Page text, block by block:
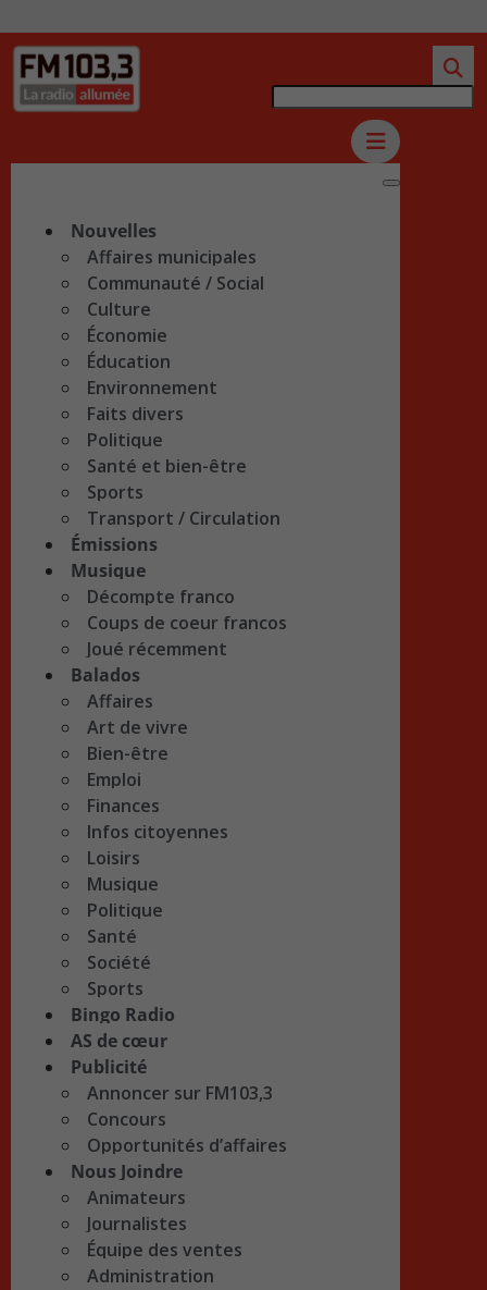
Nouvelles
Affaires municipales
Communauté / Social
Culture
Économie
Éducation
Environnement
Faits divers
Politique
Santé et bien-être
Sports
Transport / Circulation
Émissions
Musique
Décompte franco
Coups de coeur francos
Joué récemment
Balados
Affaires
Art de vivre
Bien-être
Emploi
Finances
Infos citoyennes
Loisirs
Musique
Politique
Santé
Société
Sports
Bingo Radio
AS de cœur
Publicité
Annoncer sur FM103,3
Concours
Opportunités d’affaires
Nous Joindre
Animateurs
Journalistes
Équipe des ventes
Administration